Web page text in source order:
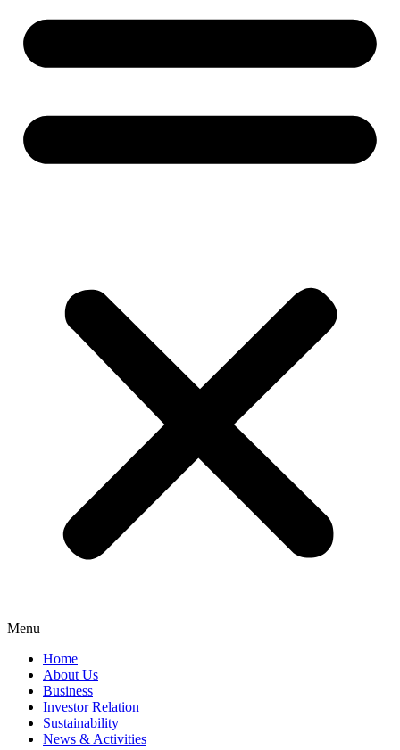
Menu
Home
About Us
Business
Investor Relation
Sustainability
News & Activities